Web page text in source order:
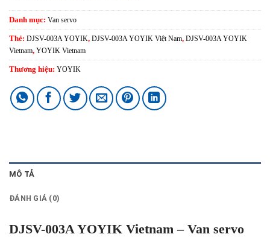
Danh mục: Van servo
Thẻ: DJSV-003A YOYIK, DJSV-003A YOYIK Việt Nam, DJSV-003A YOYIK
Vietnam, YOYIK Vietnam
Thương hiệu: YOYIK
MÔ TẢ
ĐÁNH GIÁ (0)
DJSV-003A YOYIK Vietnam – Van servo